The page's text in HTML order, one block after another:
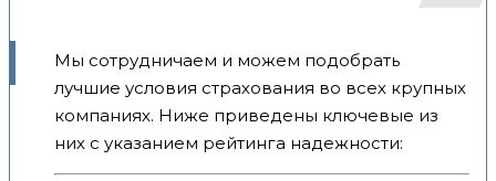
Мы сотрудничаем и можем подобрать
лучшие условия страхования во всех крупных
компаниях. Ниже приведены ключевые из
них с указанием рейтинга надежности: